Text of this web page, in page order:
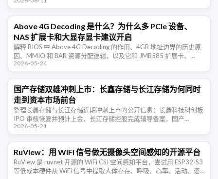
Above 4G Decoding 是什么？为什么多 PCIe 设备、
NAS 扩展卡和大显存显卡建议开启
解释 BIOS 中 Above 4G Decoding 的作用、4GB 地址边界的历史原
因、MMIO 和 BAR 资源分配逻辑，以及它和 JMB585 扩展卡、
NAS、多显卡、Resizable …
2026-05-24
国产存储双雄冲刺上市：长鑫存储与长江存储为何同时
走到资本市场前台
整理长鑫存储与长江存储近期冲刺上市的公开信息：长鑫科技科创板
IPO 审核恢复并预计上会，长江存储控股完成辅导备案，国产
DRAM 与 NAND 两条主线正在同时走向资本市场。
2026-05-21
RuView：用 WiFi 信号做无摄像头空间感知的开源平台
RuView 是 ruvnet 开源的 WiFi CSI 空间感知平台，尝试用 ESP32-S3
等低成本硬件从 WiFi 信号中提取人体存在、呼吸、心率、活动、姿